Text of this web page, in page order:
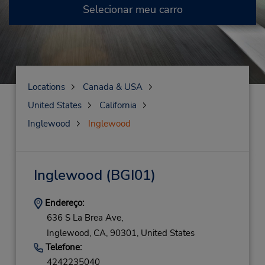
Selecionar meu carro
Locations
Canada & USA
United States
California
Inglewood
Inglewood
Inglewood (BGI01)
Endereço:
636 S La Brea Ave,
Inglewood, CA, 90301, United States
Telefone:
4242235040